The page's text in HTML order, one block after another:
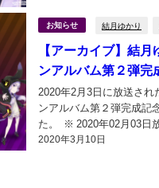
お知らせ 結月ゆかり
【アーカイブ】結
ンアルバム第２弾完
2020年3月10日
2020年2月3日に放送され
ンアルバム第２弾完成記
た。 ※ 2020年02月03日
ョンアルバム第２弾完成